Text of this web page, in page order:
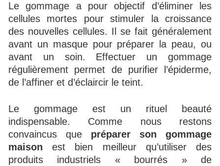
Le gommage a pour objectif d’éliminer les
cellules mortes pour stimuler la croissance
des nouvelles cellules. Il se fait généralement
avant un masque pour préparer la peau, ou
avant un soin. Effectuer un gommage
régulièrement permet de purifier l’épiderme,
de l’affiner et d’éclaircir le teint.
Le gommage est un rituel beauté
indispensable. Comme nous restons
convaincus que préparer son gommage
maison est bien meilleur qu’utiliser des
produits industriels « bourrés » de